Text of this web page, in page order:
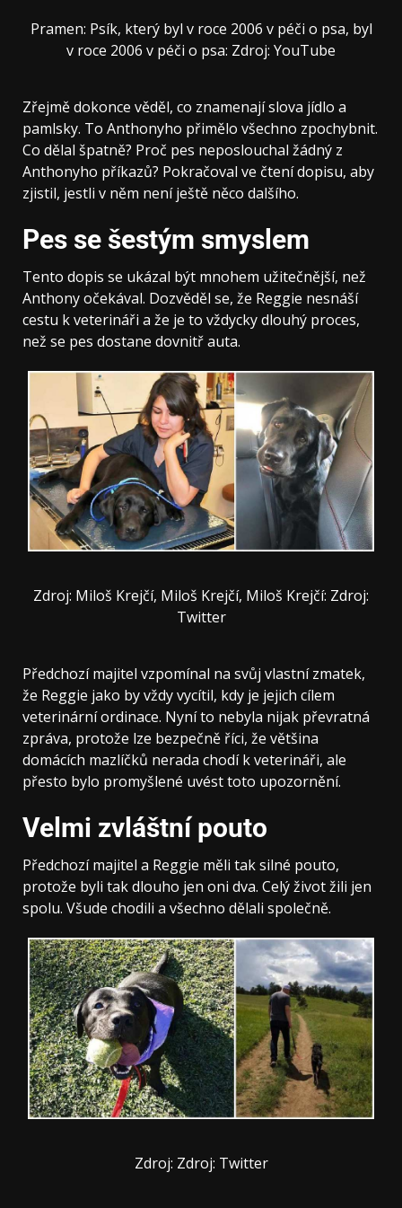
Pramen: Psík, který byl v roce 2006 v péči o psa, byl
v roce 2006 v péči o psa: Zdroj: YouTube
Zřejmě dokonce věděl, co znamenají slova jídlo a
pamlsky. To Anthonyho přimělo všechno zpochybnit.
Co dělal špatně? Proč pes neposlouchal žádný z
Anthonyho příkazů? Pokračoval ve čtení dopisu, aby
zjistil, jestli v něm není ještě něco dalšího.
Pes se šestým smyslem
Tento dopis se ukázal být mnohem užitečnější, než
Anthony očekával. Dozvěděl se, že Reggie nesnáší
cestu k veterináři a že je to vždycky dlouhý proces,
než se pes dostane dovnitř auta.
Zdroj: Miloš Krejčí, Miloš Krejčí, Miloš Krejčí: Zdroj:
Twitter
Předchozí majitel vzpomínal na svůj vlastní zmatek,
že Reggie jako by vždy vycítil, kdy je jejich cílem
veterinární ordinace. Nyní to nebyla nijak převratná
zpráva, protože lze bezpečně říci, že většina
domácích mazlíčků nerada chodí k veterináři, ale
přesto bylo promyšlené uvést toto upozornění.
Velmi zvláštní pouto
Předchozí majitel a Reggie měli tak silné pouto,
protože byli tak dlouho jen oni dva. Celý život žili jen
spolu. Všude chodili a všechno dělali společně.
Zdroj: Zdroj: Twitter